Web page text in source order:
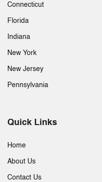
Connecticut
Florida
Indiana
New York
New Jersey
Pennsylvania
Quick Links
Home
About Us
Contact Us